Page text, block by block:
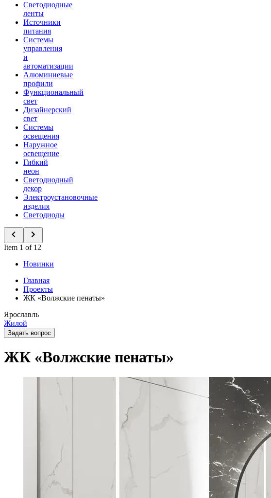
Светодиодные
ленты
Источники
питания
Системы
управления
и
автоматизации
Алюминиевые
профили
Функциональный
свет
Дизайнерский
свет
Системы
освещения
Наружное
освещение
Гибкий
неон
Светодиодный
декор
Электроустановочные
изделия
Светодиоды
Item 1 of 12
Новинки
Главная
Проекты
ЖК «Волжские пенаты»
Ярославль
Жилой
Задать вопрос
ЖК «Волжские пенаты»